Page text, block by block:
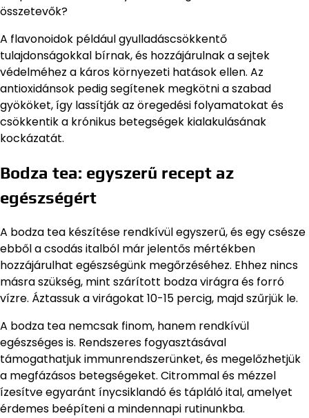
összetevők?
A flavonoidok például gyulladáscsökkentő
tulajdonságokkal bírnak, és hozzájárulnak a sejtek
védelméhez a káros környezeti hatások ellen. Az
antioxidánsok pedig segítenek megkötni a szabad
gyököket, így lassítják az öregedési folyamatokat és
csökkentik a krónikus betegségek kialakulásának
kockázatát.
Bodza tea: egyszerű recept az
egészségért
A bodza tea készítése rendkívül egyszerű, és egy csésze
ebből a csodás italból már jelentős mértékben
hozzájárulhat egészségünk megőrzéséhez. Ehhez nincs
másra szükség, mint szárított bodza virágra és forró
vízre. Áztassuk a virágokat 10-15 percig, majd szűrjük le.
A bodza tea nemcsak finom, hanem rendkívül
egészséges is. Rendszeres fogyasztásával
támogathatjuk immunrendszerünket, és megelőzhetjük
a megfázásos betegségeket. Citrommal és mézzel
ízesítve egyaránt ínycsiklandó és tápláló ital, amelyet
érdemes beépíteni a mindennapi rutinunkba.